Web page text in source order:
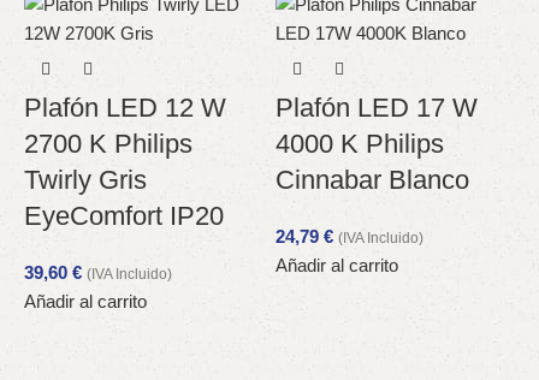
Plafón LED 12 W
2700 K Philips
Twirly Gris
EyeComfort IP20
39,60 € (IVA Incluido)
Añadir al carrito
Plafón LED 17 W
4000 K Philips
Cinnabar Blanco
24,79 € (IVA Incluido)
Añadir al carrito